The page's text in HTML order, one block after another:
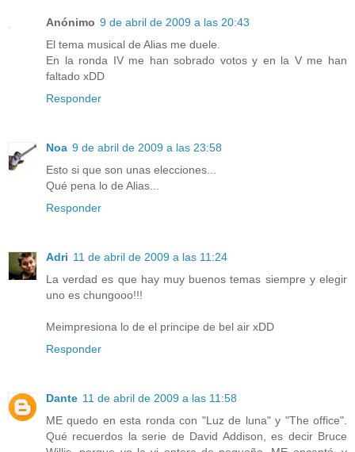
Anónimo 9 de abril de 2009 a las 20:43
El tema musical de Alias me duele.
En la ronda IV me han sobrado votos y en la V me han
faltado xDD
Responder
Noa 9 de abril de 2009 a las 23:58
Esto si que son unas elecciones...
Qué pena lo de Alias...
Responder
Adri 11 de abril de 2009 a las 11:24
La verdad es que hay muy buenos temas siempre y elegir
uno es chungooo!!!
Meimpresiona lo de el principe de bel air xDD
Responder
Dante 11 de abril de 2009 a las 11:58
ME quedo en esta ronda con "Luz de luna" y "The office".
Qué recuerdos la serie de David Addison, es decir Bruce